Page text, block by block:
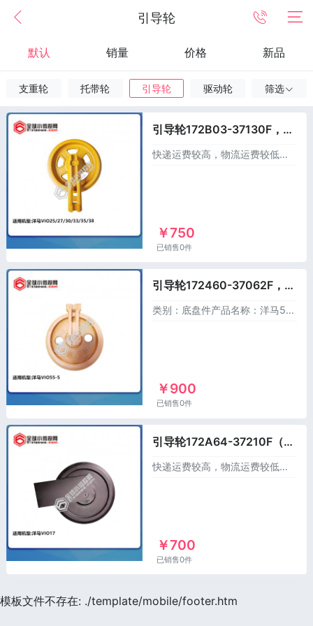
引导轮
默认 销量 价格 新品
支重轮 托带轮 引导轮 驱动轮 筛选
引导轮172B03-37130F，适用于洋马25/27/30/33/35/38
快递运费较高，物流运费较低，发物流请联系客服！类别：底盘件产品名称：洋马铁履带引导轮产品件号：适用机型：洋马VIO25/27/30/33/35/38材质：45#
￥750
已销售0件
引导轮172460-37062F，适用于洋马55-5
类别：底盘件产品名称：洋马55-5引导轮产品件号：172460-37061F适用机型：洋马VIO55-5材质:45#或50Mn使用优质钢材，自动加工单元，连续热
￥900
已销售0件
引导轮172A64-37210F（橡胶履带用），适用于洋马17
快递运费较高，物流运费较低，发物流请联系客服！类别：底盘件产品名称：17橡胶履带引导轮产品件号：172A64-37210F适用机型：洋马VIO17材质：45#或
￥700
已销售0件
模板文件不存在: ./template/mobile/footer.htm